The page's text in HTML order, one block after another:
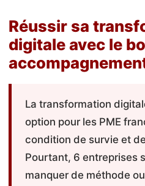
Réussir sa
digitale avec le
La transformation
option pour les PME
condition de survie et
Pourtant, 6 entreprises
manquer de méthode